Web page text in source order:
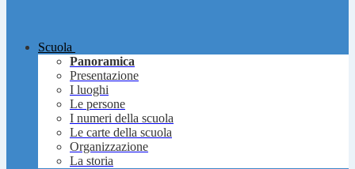
Scuola
Panoramica
Presentazione
I luoghi
Le persone
I numeri della scuola
Le carte della scuola
Organizzazione
La storia